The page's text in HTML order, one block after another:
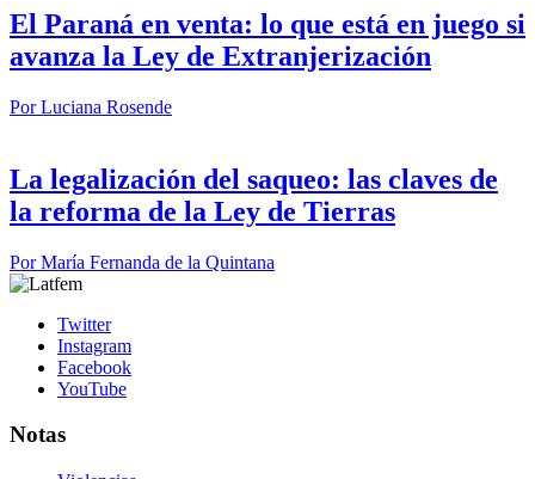
El Paraná en venta: lo que está en juego si
avanza la Ley de Extranjerización
PorLuciana Rosende
La legalización del saqueo: las claves de
la reforma de la Ley de Tierras
PorMaría Fernanda de la Quintana
Twitter
Instagram
Facebook
YouTube
Notas